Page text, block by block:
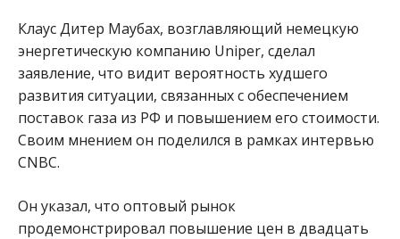
Клаус Дитер Маубах, возглавляющий немецкую
энергетическую компанию Uniper, сделал
заявление, что видит вероятность худшего
развития ситуации, связанных с обеспечением
поставок газа из РФ и повышением его стоимости.
Своим мнением он поделился в рамках интервью
CNBC.
Он указал, что оптовый рынок
продемонстрировал повышение цен в двадцать